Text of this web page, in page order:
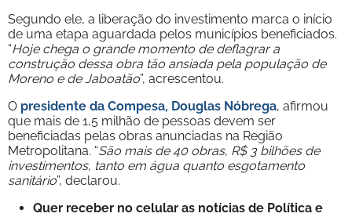
Segundo ele, a liberação do investimento marca o início
de uma etapa aguardada pelos municípios beneficiados.
“Hoje chega o grande momento de deflagrar a
construção dessa obra tão ansiada pela população de
Moreno e de Jaboatão”, acrescentou.
O presidente da Compesa, Douglas Nóbrega, afirmou
que mais de 1,5 milhão de pessoas devem ser
beneficiadas pelas obras anunciadas na Região
Metropolitana. “São mais de 40 obras, R$ 3 bilhões de
investimentos, tanto em água quanto esgotamento
sanitário”, declarou.
Quer receber no celular as notícias de Política e